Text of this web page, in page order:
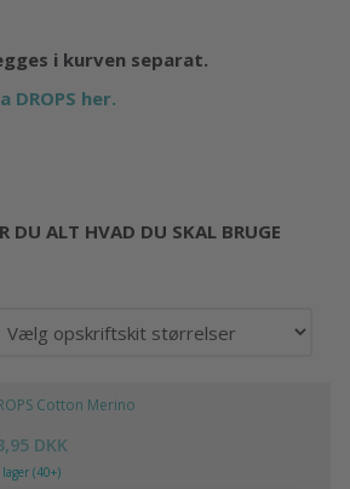
i kurven separat.
her.
DU ALT HVAD DU SKAL BRUGE
Cotton Merino
DKK
lager (40+)